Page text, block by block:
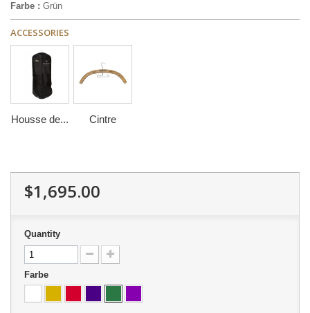
Farbe : Grün
ACCESSORIES
Housse de... Cintre
$1,695.00
Quantity
Farbe